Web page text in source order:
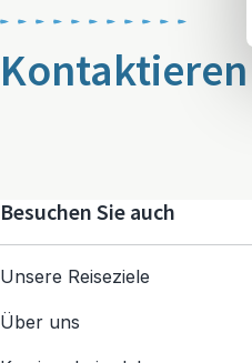
Besuchen Sie auch
Unsere Reiseziele
Über uns